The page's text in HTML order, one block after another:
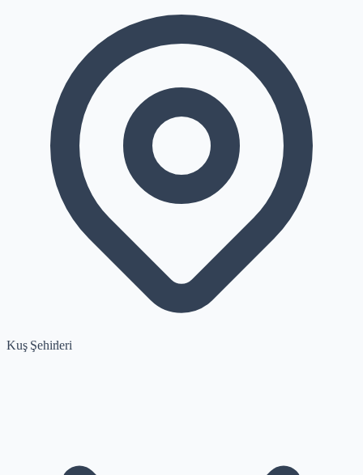
Kuş Şehirleri